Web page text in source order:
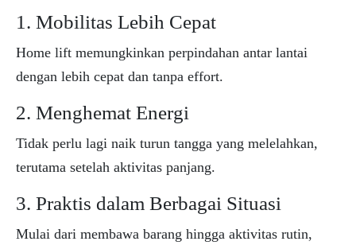
1. Mobilitas Lebih Cepat
Home lift memungkinkan perpindahan antar lantai
dengan lebih cepat dan tanpa effort.
2. Menghemat Energi
Tidak perlu lagi naik turun tangga yang melelahkan,
terutama setelah aktivitas panjang.
3. Praktis dalam Berbagai Situasi
Mulai dari membawa barang hingga aktivitas rutin,